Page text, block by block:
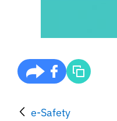
e-Safety